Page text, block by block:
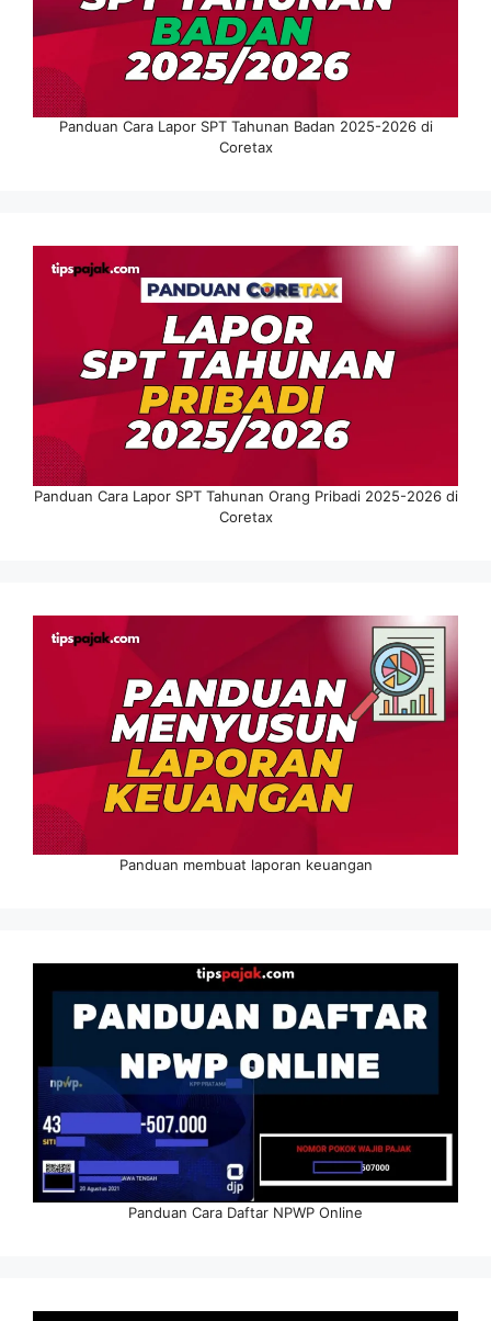
Panduan Cara Lapor SPT Tahunan Badan 2025-2026 di
Coretax
Panduan Cara Lapor SPT Tahunan Orang Pribadi 2025-2026 di
Coretax
Panduan membuat laporan keuangan
Panduan Cara Daftar NPWP Online